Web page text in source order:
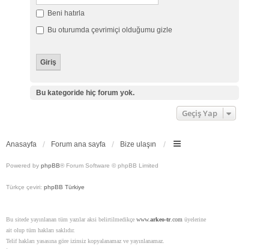
Beni hatırla
Bu oturumda çevrimiçi olduğumu gizle
Bu kategoride hiç forum yok.
Geçiş Yap
Anasayfa Forum ana sayfa Bize ulaşın
Powered by phpBB® Forum Software © phpBB Limited
Türkçe çeviri: phpBB Türkiye
Bu sitede yayınlanan tüm yazılar aksi belirtilmedikçe www.arkeo-tr.com üyelerine
ait olup tüm hakları saklıdır.
Telif hakları yasasına göre izinsiz kopyalanamaz ve yayınlanamaz.